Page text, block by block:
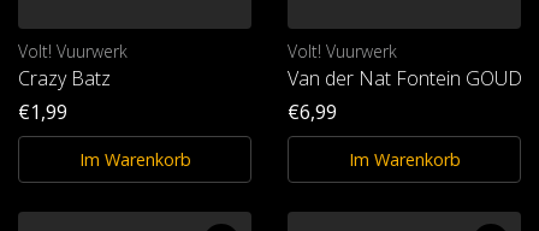
Volt! Vuurwerk
Crazy Batz
€1,99
Im Warenkorb
Volt! Vuurwerk
Van der Nat Fontein GOUD
€6,99
Im Warenkorb